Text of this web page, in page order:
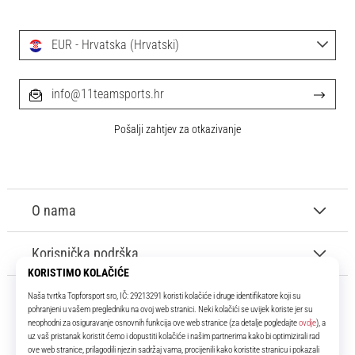
11teamsports.hr
Tvoj smo pouzdani suigrač već više od 16 godina! Cijelo to vrijeme
O nama
Korisnička podrška
EUR - Hrvatska (Hrvatski)
info@11teamsports.hr
Pošalji zahtjev za otkazivanje